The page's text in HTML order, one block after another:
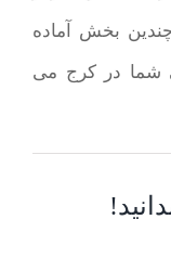
بخش آماده
شما در کرج می